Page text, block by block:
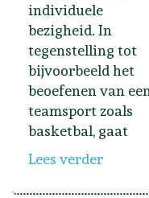
individuele
bezigheid. In
tegenstelling tot
bijvoorbeeld het
beoefenen van
teamsport zoals
basketbal, gaat
Lees verder